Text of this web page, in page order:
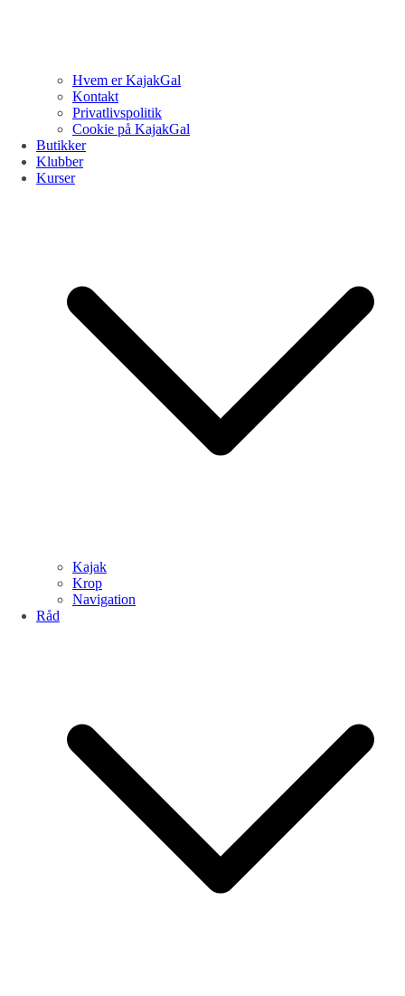
Hvem er KajakGal
Kontakt
Privatlivspolitik
Cookie på KajakGal
Butikker
Klubber
Kurser
Kajak
Krop
Navigation
Råd